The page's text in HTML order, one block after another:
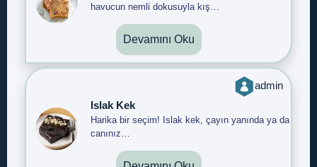
havucun nemli dokusuyla kış…
Devamını Oku
admin
Islak Kek
Harika bir seçim! Islak kek, çayın yanında ya da
canınız…